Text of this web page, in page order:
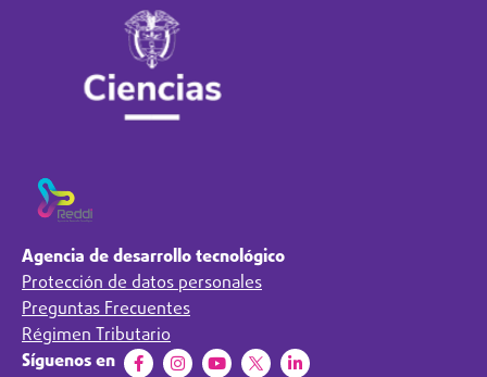
Agencia de desarrollo tecnológico
Protección de datos personales
Preguntas Frecuentes
Régimen Tributario
Síguenos en